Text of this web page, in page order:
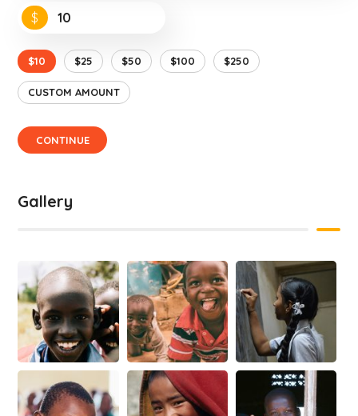
$
$10 $25 $50 $100 $250
CUSTOM AMOUNT
CONTINUE
Gallery